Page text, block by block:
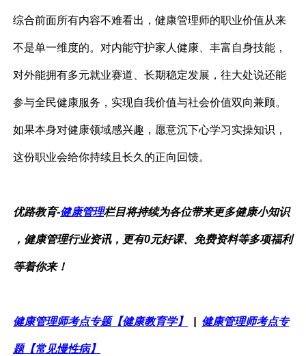
综合前面所有内容不难看出，健康管理师的职业价值从来
不是单一维度的。对内能守护家人健康、丰富自身技能，
对外能拥有多元就业赛道、长期稳定发展，往大处说还能
参与全民健康服务，实现自我价值与社会价值双向兼顾。
如果本身对健康领域感兴趣，愿意沉下心学习实操知识，
这份职业会给你持续且长久的正向回馈。
优路教育-健康管理栏目将持续为各位带来更多健康小知识
，健康管理行业资讯，更有0元好课、免费资料等多项福利
等着你来！
健康管理师考点专题【健康教育学】 健康管理师考点专
题【常见慢性病】